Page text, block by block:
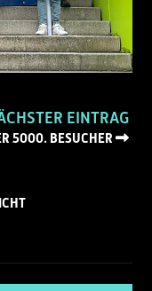
EINTRAG
5000. BESUCHER